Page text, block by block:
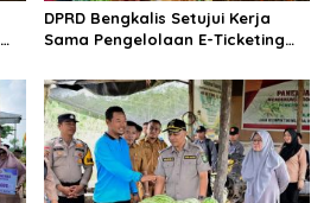
DPRD Bengkalis Setujui Kerja
Sama Pengelolaan E-Ticketing